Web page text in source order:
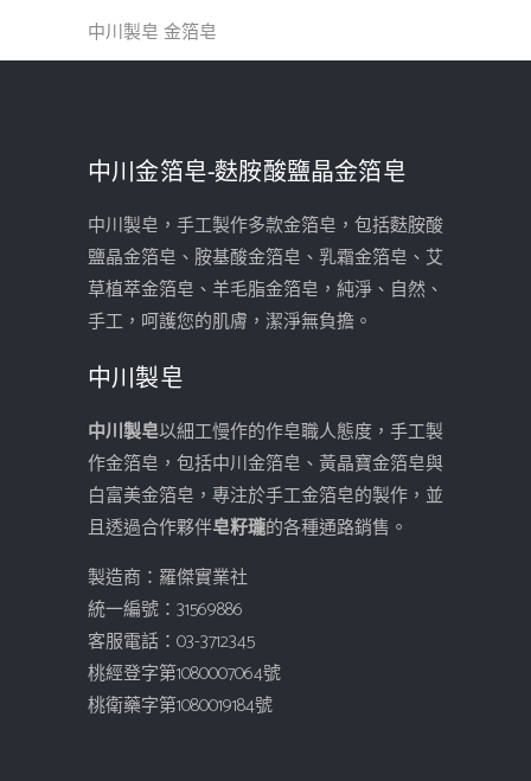
中川製皂 金箔皂
中川金箔皂-麩胺酸鹽晶金箔皂
中川製皂，手工製作多款金箔皂，包括麩胺酸
鹽晶金箔皂、胺基酸金箔皂、乳霜金箔皂、艾
草植萃金箔皂、羊毛脂金箔皂，純淨、自然、
手工，呵護您的肌膚，潔淨無負擔。
中川製皂
中川製皂以細工慢作的作皂職人態度，手工製
作金箔皂，包括中川金箔皂、黃晶寶金箔皂與
白富美金箔皂，專注於手工金箔皂的製作，並
且透過合作夥伴皂籽瓏的各種通路銷售。
製造商：羅傑實業社
統一編號：31569886
客服電話：03-3712345
桃經登字第1080007064號
桃衛藥字第1080019184號